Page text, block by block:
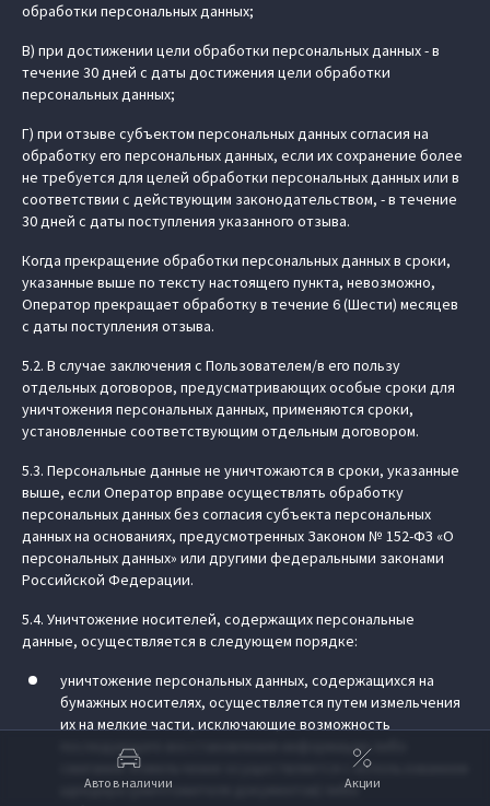
обработки персональных данных;
В) при достижении цели обработки персональных данных - в
течение 30 дней с даты достижения цели обработки
персональных данных;
Г) при отзыве субъектом персональных данных согласия на
обработку его персональных данных, если их сохранение более
не требуется для целей обработки персональных данных или в
соответствии с действующим законодательством, - в течение
30 дней с даты поступления указанного отзыва.
Когда прекращение обработки персональных данных в сроки,
указанные выше по тексту настоящего пункта, невозможно,
Оператор прекращает обработку в течение 6 (Шести) месяцев
с даты поступления отзыва.
5.2. В случае заключения с Пользователем/в его пользу
отдельных договоров, предусматривающих особые сроки для
уничтожения персональных данных, применяются сроки,
установленные соответствующим отдельным договором.
5.3. Персональные данные не уничтожаются в сроки, указанные
выше, если Оператор вправе осуществлять обработку
персональных данных без согласия субъекта персональных
данных на основаниях, предусмотренных Законом № 152-ФЗ «О
персональных данных» или другими федеральными законами
Российской Федерации.
5.4. Уничтожение носителей, содержащих персональные
данные, осуществляется в следующем порядке:
уничтожение персональных данных, содержащихся на
бумажных носителях, осуществляется путем измельчения
их на мелкие части, исключающие возможность
последующего восстановления информации либо
сжигания. Измельчение осуществляется с использованием
шредера (уничтожителя документов) либо
Авто в наличии Акции